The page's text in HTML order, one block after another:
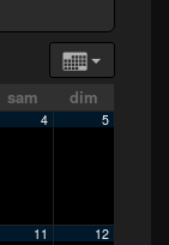
sam dim
4 5
11 12